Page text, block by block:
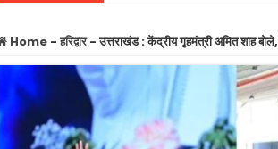
Home - हरिद्वार - उत्तराखंड : केंद्रीय गृहमंत्री अमित शाह